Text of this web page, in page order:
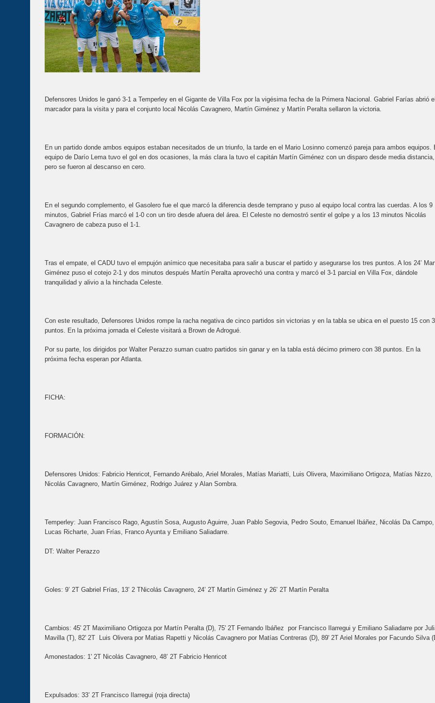
Defensores Unidos le ganó 3-1 a Temperley en el Gigante de Villa Fox por la vigésima fecha de la Primera Nacional. Gabriel Farías abrió
marcador para la visita y para el conjunto local Nicolás Cavagnero, Martín Giménez y Martín Peralta sellaron la victoria.
En un partido donde ambos equipos estaban necesitados de un triunfo, la tarde en el Mario Losinno comenzó pareja para ambos equipos.
equipo de Darío Lema tuvo el gol en dos ocasiones, la más clara la tuvo el capitán Martín Giménez con un disparo desde media distancia,
pero se fueron al descanso en cero.
En el segundo complemento, el Gasolero fue el que marcó la diferencia desde temprano y puso al equipo local contra las cuerdas. A los 9
minutos, Gabriel Frías marcó el 1-0 con un tiro desde afuera del área. El Celeste no demostró sentir el golpe y a los 13 minutos Nicolás
Cavagnero de cabeza puso el 1-1.
Tras el empate, el CADU tuvo el empujón anímico que necesitaba para salir a buscar el partido y asegurarse los tres puntos. A los 24’
Giménez puso el cotejo 2-1 y dos minutos después Martín Peralta aprovechó una contra y marcó el 3-1 parcial en Villa Fox, dándole
tranquilidad y alivio a la hinchada Celeste.
Con este resultado, Defensores Unidos rompe la racha negativa de cinco partidos sin victorias y en la tabla se ubica en el puesto 15 con
puntos. En la próxima jornada el Celeste visitará a Brown de Adrogué.
Por su parte, los dirigidos por Walter Perazzo suman cuatro partidos sin ganar y en la tabla está décimo primero con 38 puntos. En la
próxima fecha esperan por Atlanta.
FICHA:
FORMACIÓN:
Defensores Unidos: Fabricio Henricot, Fernando Arébalo, Ariel Morales, Matías Mariatti, Luis Olivera, Maximiliano Ortigoza, Matías Nizzo,
Nicolás Cavagnero, Martín Giménez, Rodrigo Juárez y Alan Sombra.
Temperley: Juan Francisco Rago, Agustín Sosa, Augusto Aguirre, Juan Pablo Segovia, Pedro Souto, Emanuel Ibáñez, Nicolás Da Campo,
Lucas Richarte, Juan Frías, Franco Ayunta y Emiliano Saliadarre.
DT: Walter Perazzo
Goles: 9’ 2T Gabriel Frías, 13’ 2 TNicolás Cavagnero, 24’ 2T Martín Giménez y 26’ 2T Martín Peralta
Cambios: 45' 2T Maximiliano Ortigoza por Martín Peralta (D), 75' 2T Fernando Ibáñez por Francisco Ilarregui y Emiliano Saliadarre por
Mavilla (T), 82' 2T Luis Olivera por Matias Rapetti y Nicolás Cavagnero por Matías Contreras (D), 89' 2T Ariel Morales por Facundo Silva
Amonestados: 1' 2T Nicolás Cavagnero, 48’ 2T Fabricio Henricot
Expulsados: 33’ 2T Francisco Ilarregui (roja directa)